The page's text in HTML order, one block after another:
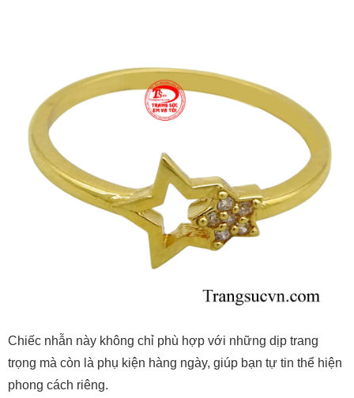
Chiếc nhẫn này không chỉ phù hợp với những dịp trang
trọng mà còn là phụ kiện hàng ngày, giúp bạn tự tin thể hiện
phong cách riêng.